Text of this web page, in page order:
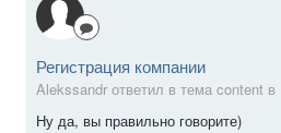
Регистрация компании
Alekssandr ответил в тема content в
Ну да, вы правильно говорите)